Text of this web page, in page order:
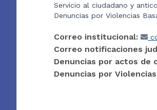
Servicio al ciudadano y
Denuncias por Violencias
Correo institucional:
Correo notificaciones
Denuncias por actos de
Denuncias por